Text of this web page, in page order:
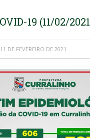
19 (11/02/
11 DE FEVEREIRO DE 2021